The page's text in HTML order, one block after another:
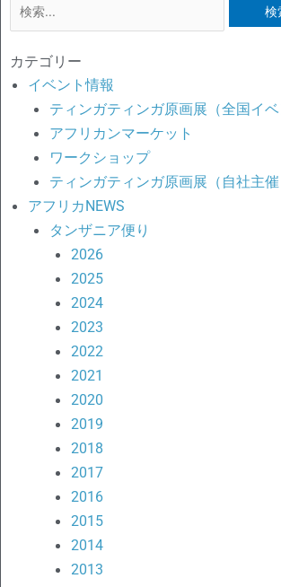
象:
カテゴリー
イベント情報
ティンガティンガ原画展（全国イベ
アフリカンマーケット
ワークショップ
ティンガティンガ原画展（自社主催
アフリカNEWS
タンザニア便り
2026
2025
2024
2023
2022
2021
2020
2019
2018
2017
2016
2015
2014
2013